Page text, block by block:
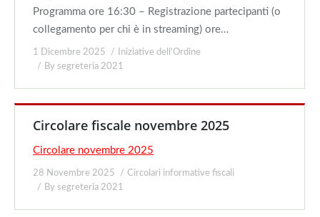
Programma ore 16:30 – Registrazione partecipanti (o
collegamento per chi è in streaming) ore…
1 Dicembre 2025
Iniziative dell'Ordine
By segreteria 2021
Circolare fiscale novembre 2025
Circolare novembre 2025
28 Novembre 2025
Circolari informative fiscali
By segreteria 2021